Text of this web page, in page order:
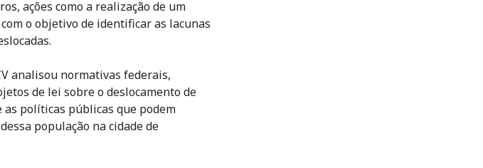
ações como a realização de um
o objetivo de identificar as lacunas
analisou normativas federais,
de lei sobre o deslocamento de
as políticas públicas que podem
população na cidade de